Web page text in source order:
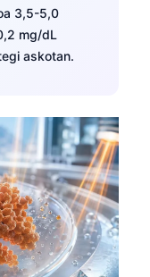
3,5-5,0
mg/dL
askotan.